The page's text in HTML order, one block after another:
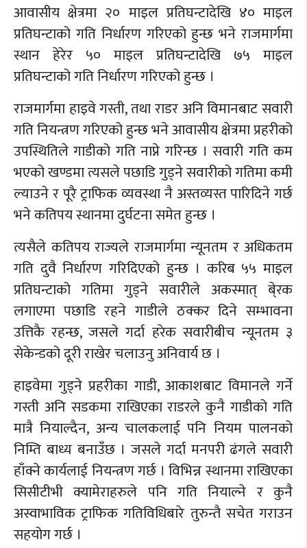
आवासीय क्षेत्रमा २० माइल प्रतिघन्टादेखि ४० माइल
प्रतिघन्टाको गति निर्धारण गरिएको हुन्छ भने राजमार्गमा
स्थान हेरेर ५० माइल प्रतिघन्टादेखि ७५ माइल
प्रतिघन्टाको गति निर्धारण गरिएको हुन्छ ।
राजमार्गमा हाइवे गस्ती, तथा राडर अनि विमानबाट सवारी
गति नियन्त्रण गरिएको हुन्छ भने आवासीय क्षेत्रमा प्रहरीको
उपस्थितिले गाडीको गति नाप्ने गरिन्छ । सवारी गति कम
भएको खण्डमा त्यसले पछाडि गुड्ने सवारीको गतिमा कमी
ल्याउने र पूरै ट्राफिक व्यवस्था नै अस्तव्यस्त पारिदिने गर्छ
भने कतिपय स्थानमा दुर्घटना समेत हुन्छ ।
त्यसैले कतिपय राज्यले राजमार्गमा न्यूनतम र अधिकतम
गति दुवै निर्धारण गरिदिएको हुन्छ । करिब ५५ माइल
प्रतिघन्टाको गतिमा गुड्ने सवारीले अकस्मात् बे्रक
लगाएमा पछाडि रहने गाडीले ठक्कर दिने सम्भावना
उत्तिकै रहन्छ, जसले गर्दा हरेक सवारीबीच न्यूनतम ३
सेकेन्डको दूरी राखेर चलाउनु अनिवार्य छ ।
हाइवेमा गुड्ने प्रहरीका गाडी, आकाशबाट विमानले गर्ने
गस्ती अनि सडकमा राखिएका राडरले कुनै गाडीको गति
मात्रै नियाल्दैन, अन्य चालकलाई पनि नियम पालनको
निम्ति बाध्य बनाउँछ । जसले गर्दा मनपरी ढंगले सवारी
हाँक्ने कार्यलाई नियन्त्रण गर्छ । विभिन्न स्थानमा राखिएका
सिसीटीभी क्यामेराहरुले पनि गति नियाल्ने र कुनै
अस्वाभाविक ट्राफिक गतिविधिबारे तुरुन्तै सचेत गराउन
सहयोग गर्छ ।